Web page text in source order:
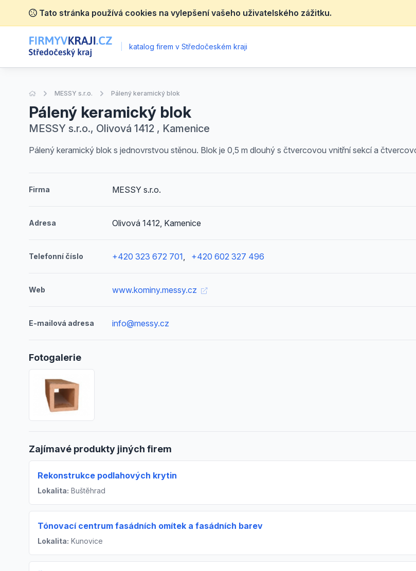
Tato stránka používá cookies na vylepšení vašeho uživatelského zážitku.
katalog firem v Středočeském kraji
Úvodní stránka
MESSY s.r.o. Pálený keramický blok
Pálený keramický blok
MESSY s.r.o., Olivová 1412 , Kamenice
Pálený keramický blok s jednovrstvou stěnou. Blok je 0,5 m dlouhý s čtvercovou vnitřní sekcí a
Firma MESSY s.r.o.
Adresa Olivová 1412, Kamenice
Telefonní číslo +420 323 672 701, +420 602 327 496
Web www.kominy.messy.cz
E-mailová adresa info@messy.cz
Fotogalerie
Zajímavé produkty jiných firem
Rekonstrukce podlahových krytin
Lokalita: Buštěhrad
Tónovací centrum fasádních omítek a fasádních barev
Lokalita: Kunovice